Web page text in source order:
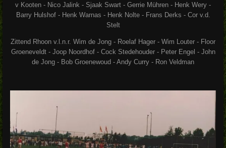
v Kooten - Nico Jalink - Sjaak Swart - Gerrie Mühren - Henk Wery -
Barry Hulshof - Henk Warnas - Henk Nolte - Frans Derks - Cor v.d.
Stelt
Zittend Rhoon v.l.n.r. Wim de Jong - Roelaf Hager - Wim Louter - Floor
Groeneveldt - Joop Noordhof - Cock Stedehouder - Peter Engel - John
de Jong - Bob Groenewoud - Andy Curry - Ron Veldman